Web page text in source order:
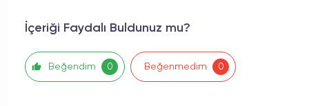
İçeriği Faydalı Buldunuz mu?
Beğendim 0 Beğenmedim 0